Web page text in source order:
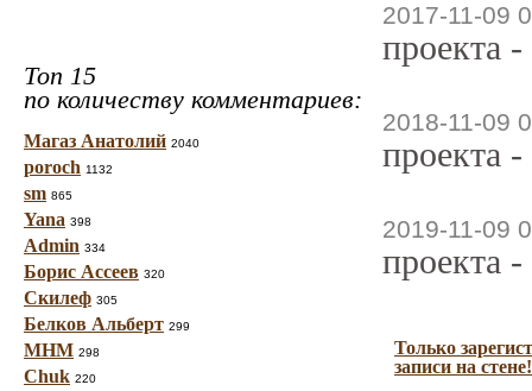
Топ 15
по количеству комментариев:
Магаз Анатолий 2040
poroch 1132
sm 865
Yana 398
Admin 334
Борис Ассеев 320
Скилеф 305
Белков Альберт 299
МНМ 298
Chuk 220
2017-11-09
проекта
2018-11-09
проекта
2019-11-09
проекта
Только
записи на стене!